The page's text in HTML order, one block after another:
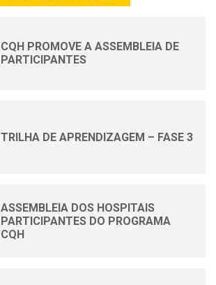
CQH PROMOVE A ASSEMBLEIA DE
PARTICIPANTES
TRILHA DE APRENDIZAGEM – FASE 3
ASSEMBLEIA DOS HOSPITAIS
PARTICIPANTES DO PROGRAMA
CQH